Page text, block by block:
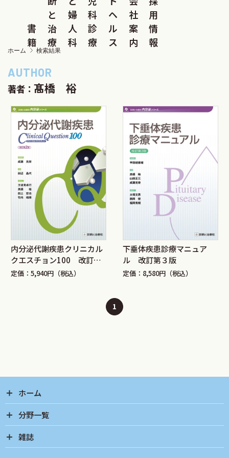
書
籍
と
治
療
婦
人
科
科
診
療
ヘ
ル
ス
社
案
内
用
情
報
ホーム 検索結果
著者： 髙橋 裕
内分泌代謝疾患クリニカル
クエスチョン100 改訂第2
版
定価：5,940円（税込）
下垂体疾患診療マニュア
ル 改訂第３版
定価：8,580円（税込）
1
ホーム
分野一覧
雑誌